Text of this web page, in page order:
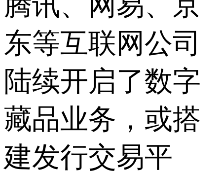
东等互联网公司
陆续开启了数字
藏品业务，或搭
建发行交易平